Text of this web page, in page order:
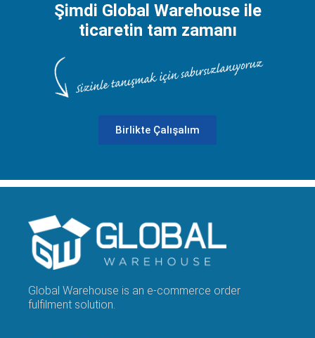
Şimdi Global Warehouse ile
ticaretin tam zamanı
Birlikte Çalışalım
Global Warehouse is an e-commerce order
fulfilment solution.